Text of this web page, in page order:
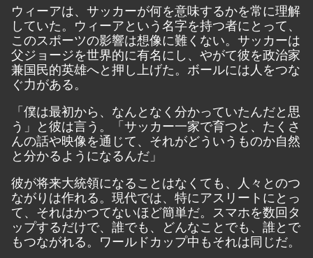
ウィーアは、サッカーが何を意味するかを常に理解
していた。ウィーアという名字を持つ者にとって、
このスポーツの影響は想像に難くない。サッカーは
父ジョージを世界的に有名にし、やがて彼を政治家
兼国民的英雄へと押し上げた。ボールには人をつな
ぐ力がある。
「僕は最初から、なんとなく分かっていたんだと思
う」と彼は言う。「サッカー一家で育つと、たくさ
んの話や映像を通じて、それがどういうものか自然
と分かるようになるんだ」
彼が将来大統領になることはなくても、人々とのつ
ながりは作れる。現代では、特にアスリートにとっ
て、それはかつてないほど簡単だ。スマホを数回タ
ップするだけで、誰でも、どんなことでも、誰とで
もつながれる。ワールドカップ中もそれは同じだ。